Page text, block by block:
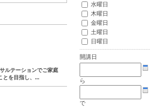
ルテーションでご家庭
とを目指し、...
水曜日
木曜日
金曜日
土曜日
日曜日
開講日
ら
で